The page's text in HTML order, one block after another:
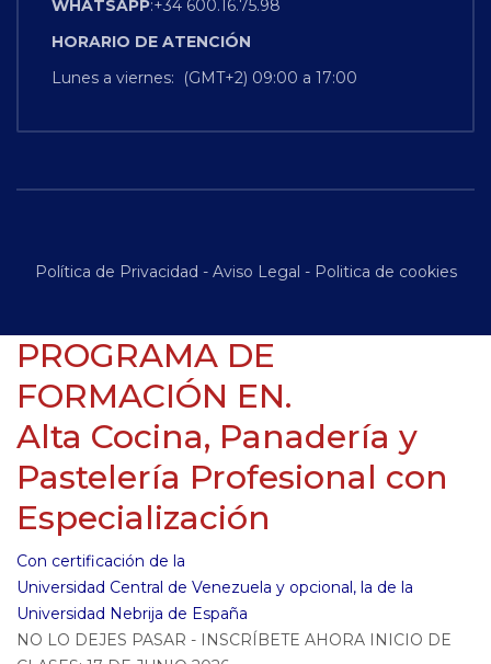
WHATSAPP:+34 600.16.75.98
HORARIO DE ATENCIÓN
Lunes a viernes: (GMT+2) 09:00 a 17:00
Política de Privacidad - Aviso Legal - Politica de cookies
PROGRAMA DE
FORMACIÓN EN.
Alta Cocina, Panadería y
Pastelería Profesional con
Especialización
Con certificación de la
Universidad Central de Venezuela y opcional, la de la
Universidad Nebrija de España
NO LO DEJES PASAR - INSCRÍBETE AHORA INICIO DE